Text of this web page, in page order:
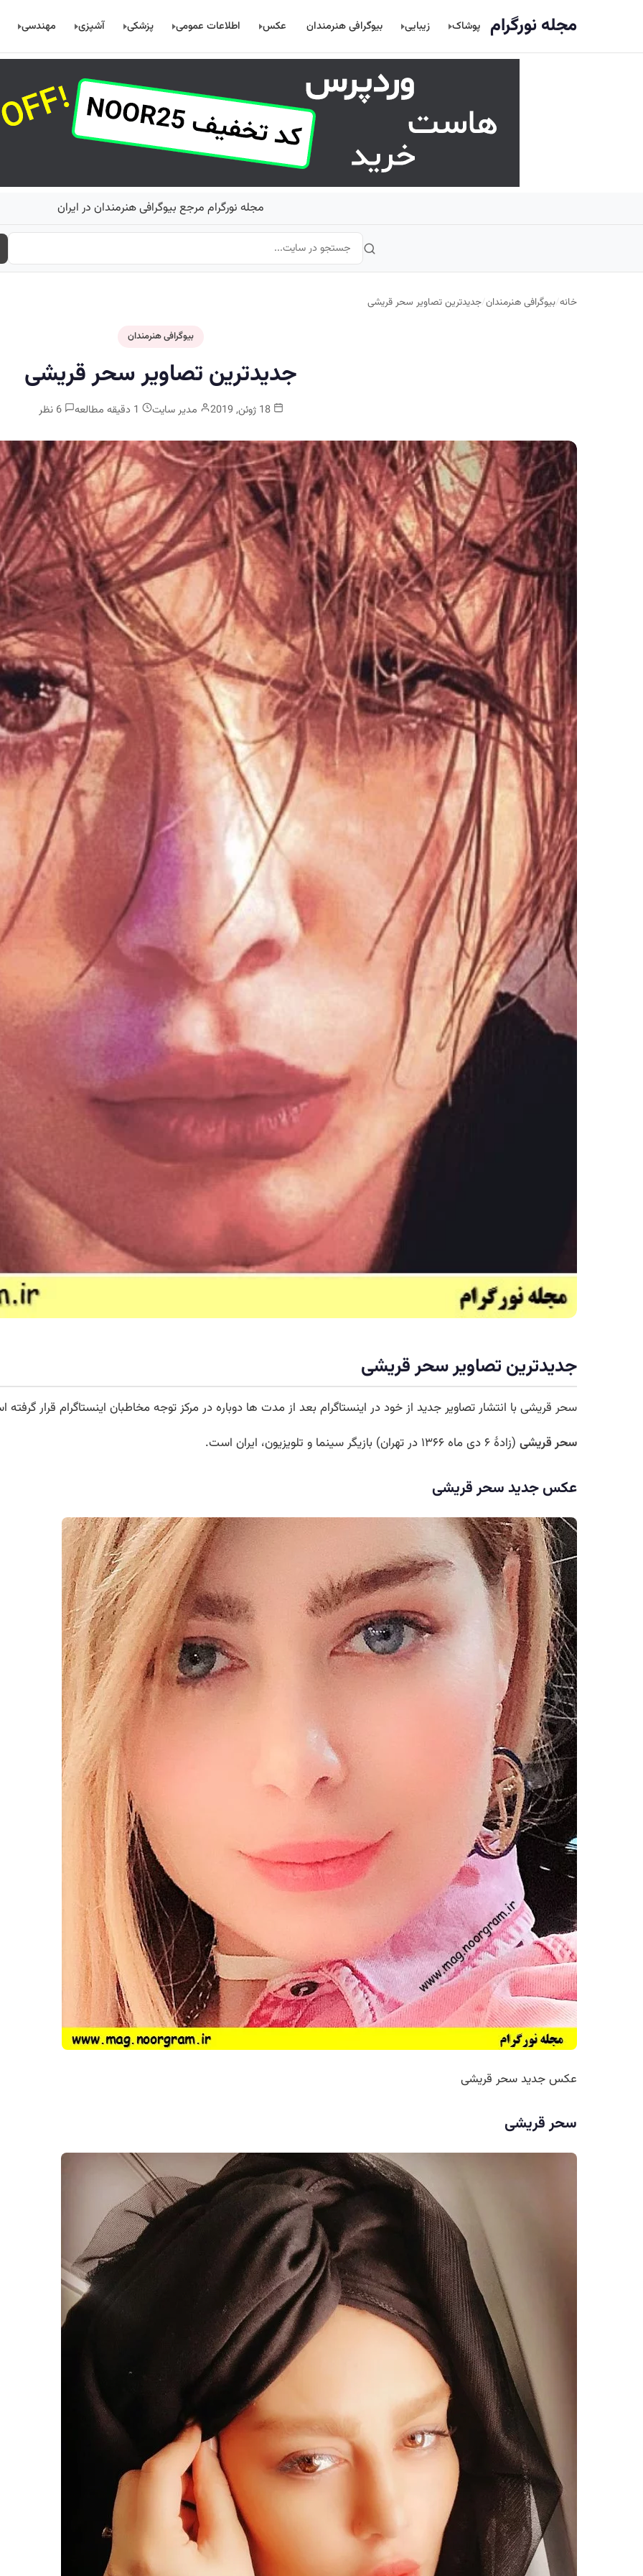
مجله نورگرام پوشاک زیبایی بیوگرافی هنرمندان عکس اطلاعات عمومی پزشکی آشپزی مهندسی
مجله نورگرام مرجع بیوگرافی هنرمندان در ایران
خانه/بیوگرافی هنرمندان/جدیدترین تصاویر سحر قریشی
بیوگرافی هنرمندان
جدیدترین تصاویر سحر قریشی
18 ژوئن, 2019 مدیر سایت 6 نظر
جدیدترین تصاویر سحر قریشی
سحر قریشی با انتشار تصاویر جدید از خود در اینستاگرام بعد از مدت ها دوباره در مرکز توجه مخاطبان اینستاگرام قرار
سحر قریشی (زادهٔ ۶ دی ماه ۱۳۶۶ در تهران) بازیگر سینما و تلویزیون، ایران است.
عکس جدید سحر قریشی
عکس جدید سحر قریشی
سحر قریشی